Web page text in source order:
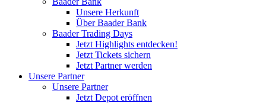
Unsere Herkunft
Über Baader Bank
Baader Trading Days
Jetzt Highlights entdecken!
Jetzt Tickets sichern
Jetzt Partner werden
Unsere Partner
Unsere Partner
Jetzt Depot eröffnen